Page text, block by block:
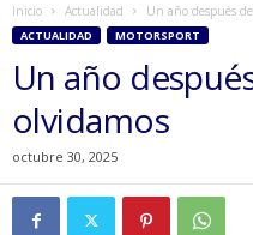
Inicio Actualidad Un año después
ACTUALIDAD MOTORSPORT
Un año
olvidamos
octubre 30, 2025